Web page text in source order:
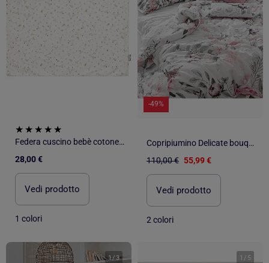
Federa cuscino bebè cotone reversibile | SEVIRA KIDS
28,00 €
Vedi prodotto
1 colori
-49%
Copripiumino Delicate bouquet "Happyfriday
110,00 € 55,99 €
Vedi prodotto
2 colori
1/3 1 / 5